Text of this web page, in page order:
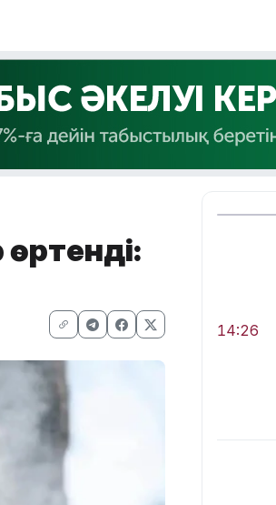
өртенді:
14:26